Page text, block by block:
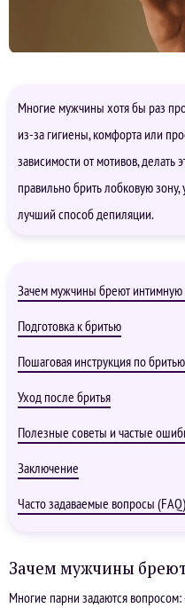
Многие мужчины хотя бы раз
из-за гигиены, комфорта или
зависимости от мотивов, делать
правильно брить лобковую
лучший способ депиляции.
Зачем мужчины бреют интимную
Подготовка к бритью
Пошаговая инструкция по бритью
Уход после бритья
Полезные советы и частые
Заключение
Часто задаваемые вопросы (FAQ)
Зачем мужчины
Многие парни задаются